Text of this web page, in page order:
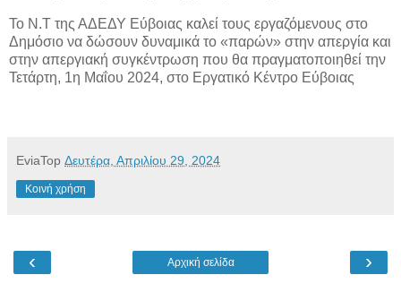
Το Ν.Τ της ΑΔΕΔΥ Εύβοιας καλεί τους εργαζόμενους στο
Δημόσιο να δώσουν δυναμικά το «παρών» στην απεργία και
στην απεργιακή συγκέντρωση που θα πραγματοποιηθεί την
Τετάρτη, 1η Μαΐου 2024, στο Εργατικό Κέντρο Εύβοιας
EviaTop Δευτέρα, Απριλίου 29, 2024
Κοινή χρήση
‹ ›
Αρχική σελίδα